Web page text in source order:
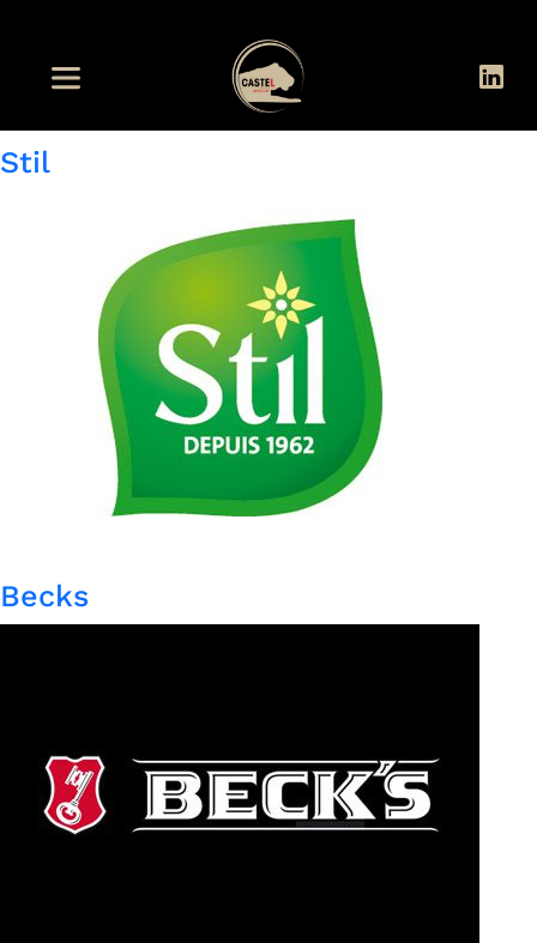
Pays de la marque :
Stil
Becks